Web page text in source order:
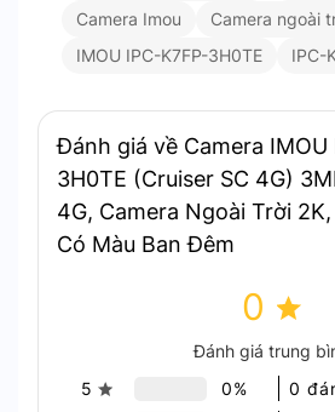
Khả năng xoay ngang
Cruiser SC 4G bao quát
Điều khiển xoay camera
dụng IMOU Life trên điện
Chế độ theo dõi tự động
Camera tự động xoay theo
người.
Camera Imou
Camera ngoài
IMOU IPC-K7FP-3H0TE
IPC-
Đánh giá về Camera IMOU
3H0TE (Cruiser SC 4G)
4G, Camera Ngoài Trời
Có Màu Ban Đêm
0
Đánh giá trung
5
0%
0